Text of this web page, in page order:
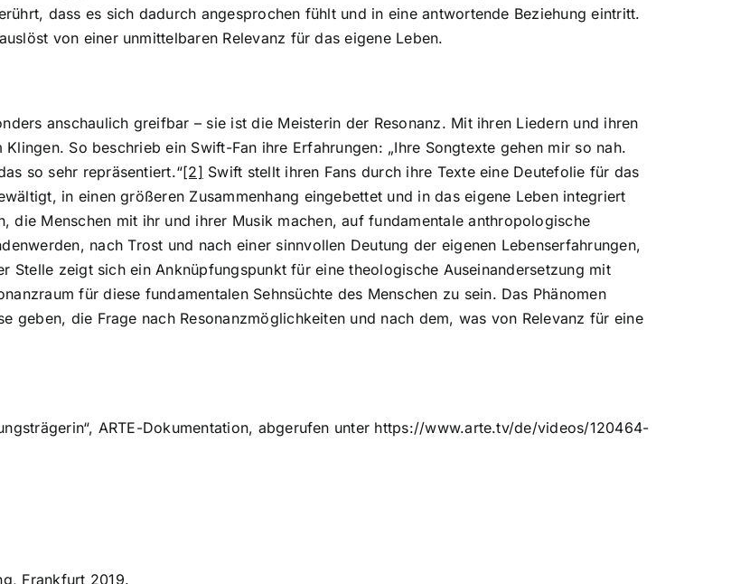
dass es sich dadurch angesprochen fühlt und in eine antwortende Beziehung eintritt.
von einer unmittelbaren Relevanz für das eigene Leben.
anschaulich greifbar – sie ist die Meisterin der Resonanz. Mit ihren Liedern und ihren
So beschrieb ein Swift-Fan ihre Erfahrungen: „Ihre Songtexte gehen mir so nah.
so sehr repräsentiert.“[2] Swift stellt ihren Fans durch ihre Texte eine Deutefolie für das
in einen größeren Zusammenhang eingebettet und in das eigene Leben integriert
die Menschen mit ihr und ihrer Musik machen, auf fundamentale anthropologische
nach Trost und nach einer sinnvollen Deutung der eigenen Lebenserfahrungen,
zeigt sich ein Anknüpfungspunkt für eine theologische Auseinandersetzung mit
für diese fundamentalen Sehnsüchte des Menschen zu sein. Das Phänomen
geben, die Frage nach Resonanzmöglichkeiten und nach dem, was von Relevanz für eine
ARTE-Dokumentation, abgerufen unter https://www.arte.tv/de/videos/120464-
Frankfurt 2019.